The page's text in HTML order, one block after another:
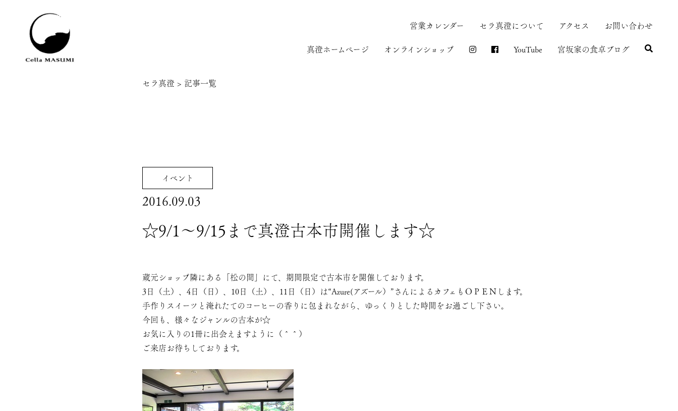
営業カレンダー セラ真澄について アクセス お問い合わせ
真澄ホームページ オンラインショップ YouTube 宮坂家の食卓ブログ
セラ真澄 > 記事一覧
イベント
2016.09.03
☆9/1～9/15まで真澄古本市開催します☆
蔵元ショップ隣にある「松の間」にて、期間限定で古本市を開催しております。
3日（土）、4日（日）、10日（土）、11日（日）は“Azure(アズール）”さんによるカフェもＯＰＥＮします。
手作りスイーツと淹れたてのコーヒーの香りに包まれながら、ゆっくりとした時間をお過ごし下さい。
今回も、様々なジャンルの古本が☆
お気に入りの1冊に出会えますように（＾＾）
ご来店お待ちしております。